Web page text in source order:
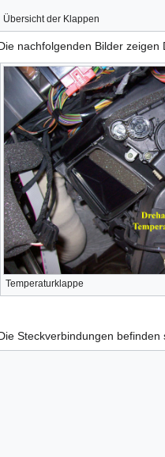
Übersicht der Klappen
nachfolgenden Bilder zeigen
Temperaturklappe
Steckverbindungen